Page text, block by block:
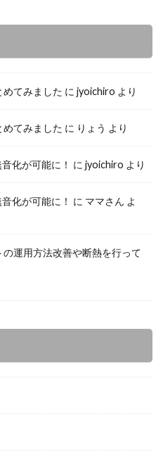
めてみました に jyoichiro より
めてみました に りょう より
化が可能に！ に jyoichiro より
化が可能に！ に ママさん よ
運用方法改善や断熱を行って